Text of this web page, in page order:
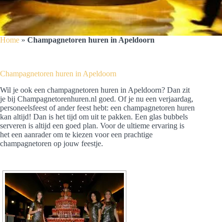
Home » Champagnetoren huren in Apeldoorn
Champagnetoren huren in Apeldoorn
Wil je ook een champagnetoren huren in Apeldoorn? Dan zit
je bij Champagnetorenhuren.nl goed. Of je nu een verjaardag,
personeelsfeest of ander feest hebt: een champagnetoren huren
kan altijd! Dan is het tijd om uit te pakken. Een glas bubbels
serveren is altijd een goed plan. Voor de ultieme ervaring is
het een aanrader om te kiezen voor een prachtige
champagnetoren op jouw feestje.